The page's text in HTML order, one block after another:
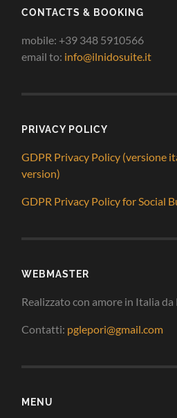
CONTACTS & BOOKING
mobile: +39 348 5910566
email to: info@ilnidosuite.it
PRIVACY POLICY
GDPR Privacy Policy (versione
version)
GDPR Privacy Policy for Social
WEBMASTER
Realizzato con amore in Italia
Contatti: pglepori@gmail.com
MENU